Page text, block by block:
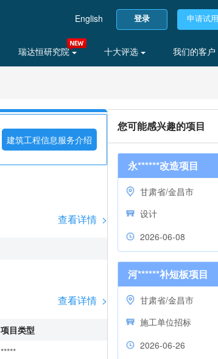
English 登录 申请试用
瑞达恒研究院 十大评选 我们的客户
建筑工程信息服务介绍
查看详情 >
查看详情 >
项目类型
*****
您可能感兴趣的项目
永******改造项目
甘肃省/金昌市
设计
2026-06-08
河******补短板项目
甘肃省/金昌市
施工单位招标
2026-06-26